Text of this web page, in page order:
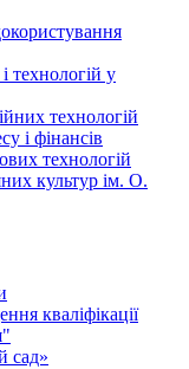
технологій у
технологій
і фінансів
технологій
культур ім. О.
кваліфікації
сад»